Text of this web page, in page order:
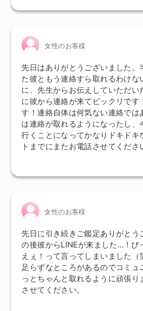
女性のお客様
先日はありがとうございました。
た彼ともう連絡すら取れるわけな
に、先生からお伝えしていただい
に彼から連絡が来てビックリです
す！連絡自体は何気ない連絡では
は連絡が取れるようになったし、
行くことになってかなりドキドキ
トまでにまたお電話させてくださ
女性のお客様
先日に引き続きご鑑定ありがとう
の後彼からLINEが来ました…！び
えぇ！って言ってしまいました（
足らずなところがあるのでコミュ
っとちゃんと取れるように頑張り
させてください。